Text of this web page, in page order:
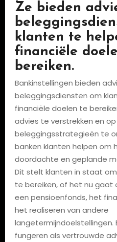
Ze bieden
klanten te
financiële
bereiken.
Bankinstellingen bieden
beleggingsdiensten om
financiële doelen te
advies te verstrekken en
beleggingsstrategieën te
banken klanten helpen om
doordachte en geplande
Dit stelt klanten in staat
te bereiken, of het nu gaat
een pensioenfonds, het
het realiseren van andere
langetermijndoelstellingen.
fungeren als vertrouwde